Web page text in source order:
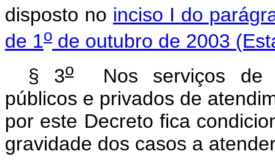
disposto no inciso I do
de 1o de outubro de 2003
§ 3oNos serviços de
públicos e privados de
por este Decreto fica
gravidade dos casos a